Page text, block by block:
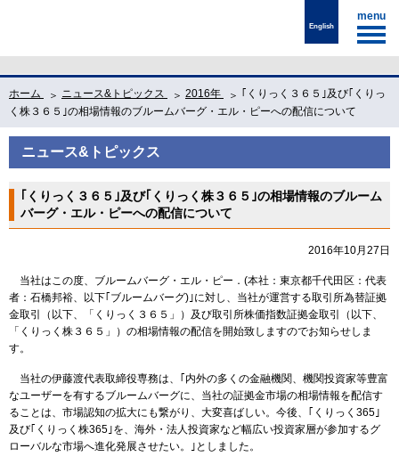
English
ホーム ニュース&トピックス 2016年
｢くりっく３６５｣及び｢くりっ
く株３６５｣の相場情報のブルームバーグ・エル・ピーへの配信について
ニュース&トピックス
｢くりっく３６５｣及び｢くりっく株３６５｣の相場情報のブルーム
バーグ・エル・ピーへの配信について
2016年10月27日
当社はこの度、ブルームバーグ・エル・ピー．(本社：東京都千代田区：代表
者：石橋邦裕、以下｢ブルームバーグ)｣に対し、当社が運営する取引所為替証拠
金取引（以下、「くりっく３６５」）及び取引所株価指数証拠金取引（以下、
「くりっく株３６５」）の相場情報の配信を開始致しますのでお知らせしま
す。
当社の伊藤渡代表取締役専務は、｢内外の多くの金融機関、機関投資家等豊富
なユーザーを有するブルームバーグに、当社の証拠金市場の相場情報を配信す
ることは、市場認知の拡大にも繋がり、大変喜ばしい。今後、｢くりっく365｣
及び｢くりっく株365｣を、海外・法人投資家など幅広い投資家層が参加するグ
ローバルな市場へ進化発展させたい。｣としました。
menu